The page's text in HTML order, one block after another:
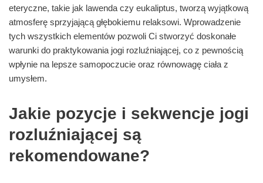
eteryczne, takie jak lawenda czy eukaliptus, tworzą wyjątkową
atmosferę sprzyjającą głębokiemu relaksowi. Wprowadzenie
tych wszystkich elementów pozwoli Ci stworzyć doskonałe
warunki do praktykowania jogi rozluźniającej, co z pewnością
wpłynie na lepsze samopoczucie oraz równowagę ciała z
umysłem.
Jakie pozycje i sekwencje jogi
rozluźniającej są
rekomendowane?